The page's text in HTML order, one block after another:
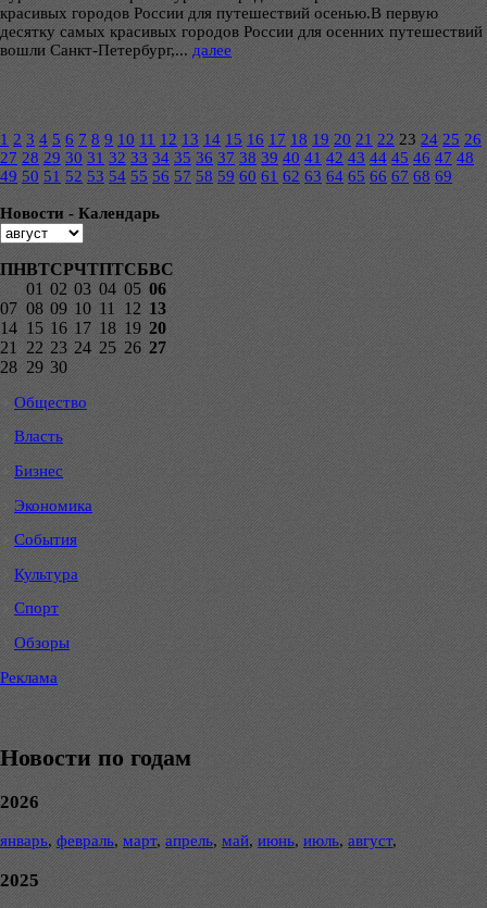
красивых городов России для путешествий осенью.В первую
десятку самых красивых городов России для осенних путешествий
вошли Санкт-Петербург,... далее
1 2 3 4 5 6 7 8 9 10 11 12 13 14 15 16 17 18 19 20 21 22 23 24 25 26
27 28 29 30 31 32 33 34 35 36 37 38 39 40 41 42 43 44 45 46 47 48
49 50 51 52 53 54 55 56 57 58 59 60 61 62 63 64 65 66 67 68 69
Новости - Календарь
ПНВТСРЧТПТСБВС
01 02 03 04 05 06
07 08 09 10 11 12 13
14 15 16 17 18 19 20
21
22 23 24 25 26 27
28 29 30
Общество
Власть
Бизнес
Экономика
События
Культура
Спорт
Обзоры
Реклама
Новости по годам
2026
январь, февраль, март, апрель, май, июнь, июль, август,
2025